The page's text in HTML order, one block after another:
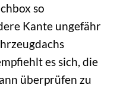
so
Kante ungefähr
es sich, die
überprüfen zu